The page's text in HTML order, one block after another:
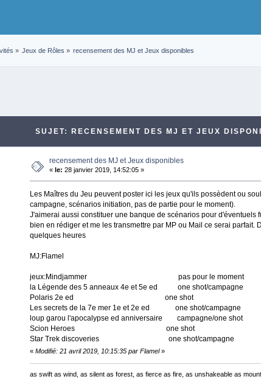
» Jeux de Rôles » recensement des MJ et Jeux disponibles
SUJET: RECENSEMENT DES MJ ET JEUX
recensement des MJ et Jeux disponibles
« le: 28 janvier 2019, 14:52:05 »
Les Maîtres du Jeu peuvent poster ici les jeux qu'ils possèdent ou
campagne, scénarios initiation, pas de partie pour le moment).
J'aimerai aussi constituer une banque de scénarios pour
bien en rédiger et me les transmettre par MP ou Mail ce serai
quelques heures
MJ:Flamel
jeux:Mindjammer pas pour le moment
la Légende des 5 anneaux 4e et 5e ed one shot/campagne
Polaris 2e ed one shot
Les secrets de la 7e mer 1e et 2e ed one shot/campagne
loup garou l'apocalypse ed anniversaire campagne/one shot
Scion Heroes one shot
Star Trek discoveries one shot/campagne
« Modifié: 21 avril 2019, 10:15:35 par Flamel»
as swift as wind, as silent as forest, as fierce as fire, as unshakeable as